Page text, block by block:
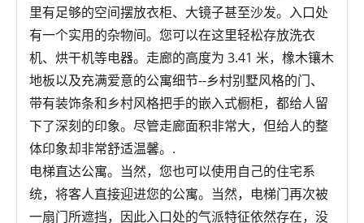
里有足够的空间摆放衣柜、大镜子甚至沙发。入口处
有一个实用的杂物间。您可以在这里轻松存放洗衣
机、烘干机等电器。走廊的高度为 3.41 米，橡木镶木
地板以及充满爱意的公寓细节--乡村别墅风格的门、
带有装饰条和乡村风格把手的嵌入式橱柜，都给人留
下了深刻的印象。尽管走廊面积非常大，但给人的整
体印象却非常舒适温馨。.
电梯直达公寓。当然，您也可以使用自己的住宅系
统，将客人直接迎进您的公寓。当然，电梯门再次被
一扇门所遮挡，因此入口处的气派特征依然存在，没